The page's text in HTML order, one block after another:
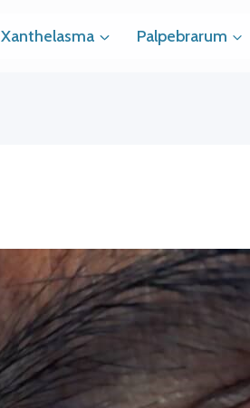
Xanthelasma Palpebrarum